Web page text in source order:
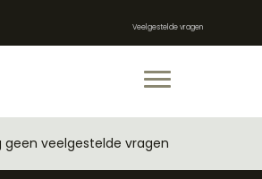
Veelgestelde vragen
veelgestelde vragen